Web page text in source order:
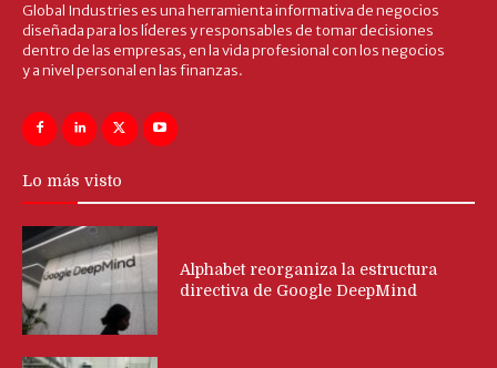
Global Industries es una herramienta informativa de negocios
diseñada para los líderes y responsables de tomar decisiones
dentro de las empresas, en la vida profesional con los negocios
y a nivel personal en las finanzas.
Lo más visto
Alphabet reorganiza la estructura
directiva de Google DeepMind